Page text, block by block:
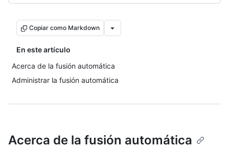
Copiar como Markdown
En este artículo
Acerca de la fusión automática
Administrar la fusión automática
Acerca de la fusión automática